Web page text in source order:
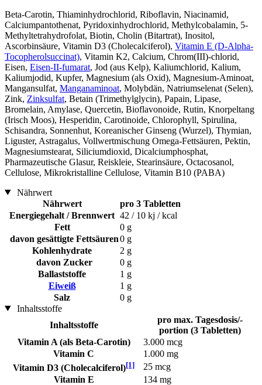
Beta-Carotin, Thiaminhydrochlorid, Riboflavin, Niacinamid,
Calciumpantothenat, Pyridoxinhydrochlorid, Methylcobalamin, 5-
Methyltetrahydrofolat, Biotin, Cholin (Bitartrat), Inositol,
Ascorbinsäure, Vitamin D3 (Cholecalciferol), Vitamin E (D-Alpha-
Tocopherolsuccinat), Vitamin K2, Calcium, Chrom(III)-chlorid,
Eisen, Eisen-II-­fumarat, Jod (aus Kelp), Kaliumchlorid, Kalium,
Kaliumjodid, Kupfer, Magnesium (als Oxid), Magnesium-Aminoat,
Mangansulfat, Manganaminoat, Molybdän, Natriumselenat (Selen),
Zink, Zinksulfat, Betain (Trimethylglycin), Papain, Lipase,
Bromelain, Amylase, Quercetin, Bioflavonoide, Rutin, Knorpeltang
(Irisch Moos), Hesperidin, Carotinoide, Chlorophyll, Spirulina,
Schisandra, Sonnenhut, Koreanischer Ginseng (Wurzel), Thymian,
Liguster, Astragalus, Vollwertmischung Omega-Fettsäuren, Pektin,
Magnesiumstearat, Siliciumdioxid, Dicalciumphosphat,
Pharmazeutische Glasur, Reiskleie, Stearinsäure, Octacosanol,
Cellulose, Mikrokristalline Cellulose, Vitamin B10 (PABA)
Nährwert
Nährwert
pro 3 Tabletten
Energiegehalt / Brennwert 42 / 10 kj / kcal
Fett
0 g
davon gesättigte Fettsäuren0 g
Kohlenhydrate
2 g
davon Zucker
0 g
Ballaststoffe
1 g
Eiweiß
1 g
Salz
0 g
Inhaltsstoffe
Inhaltsstoffe
pro max. Tagesdosis/-
portion (3 Tabletten)
Vitamin A (als Beta-Carotin)
3.000 mcg
Vitamin C
1.000 mg
Vitamin D3 (Cholecalciferol)[1]
25 mcg
Vitamin E
134 mg